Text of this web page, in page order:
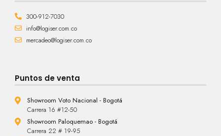
300-912-7030
info@logiser.com.co
mercadeo@logiser.com.co
Puntos de venta
Showroom Voto Nacional - Bogotá
Carrera 16 #12-50
Showroom Paloquemao - Bogotá
Carrera 22 # 19-95